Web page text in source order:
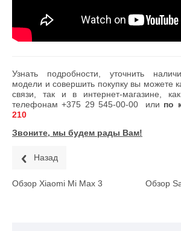
Узнать подробности, уточнить
модели и совершить покупку вы можете
связи, так и в интернет-магазине,
телефонам+375 29 545-00-00 или по
210
Звоните, мы будем рады Вам!
Назад
Обзор Xiaomi Mi Max 3
Обзор